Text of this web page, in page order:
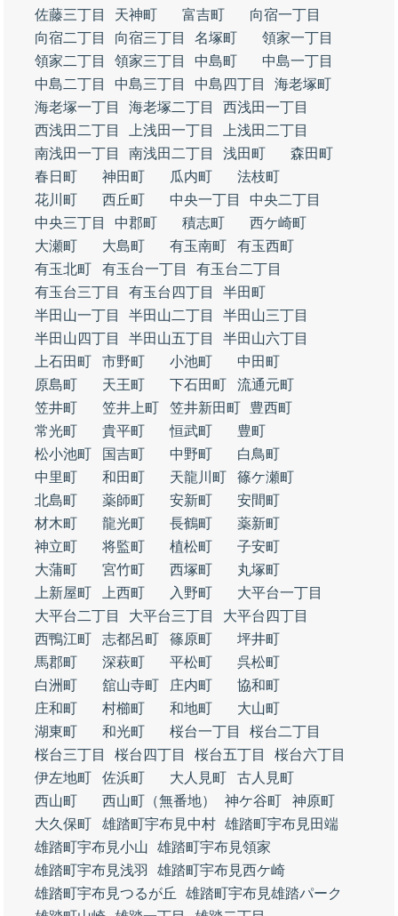
佐藤三丁目
天神町 富吉町
向宿一丁目
向宿二丁目
向宿三丁目 名塚町
領家一丁目
領家二丁目
領家三丁目 中島町
中島一丁目
中島二丁目
中島三丁目 中島四丁目
海老塚町
海老塚一丁目
海老塚二丁目
西浅田一丁目
西浅田二丁目
上浅田一丁目
上浅田二丁目
南浅田一丁目
南浅田二丁目 浅田町
森田町
春日町
神田町 瓜内町
法枝町
花川町
西丘町 中央一丁目
中央二丁目
中央三丁目
中郡町 積志町
西ケ崎町
大瀬町
大島町 有玉南町
有玉西町
有玉北町
有玉台一丁目
有玉台二丁目
有玉台三丁目
有玉台四丁目
半田町
半田山一丁目
半田山二丁目
半田山三丁目
半田山四丁目
半田山五丁目
半田山六丁目
上石田町
市野町 小池町
中田町
原島町
天王町 下石田町
流通元町
笠井町
笠井上町 笠井新田町
豊西町
常光町
貴平町 恒武町
豊町
松小池町
国吉町 中野町
白鳥町
中里町
和田町 天龍川町
篠ケ瀬町
北島町
薬師町 安新町
安間町
材木町
龍光町 長鶴町
薬新町
神立町
将監町 植松町
子安町
大蒲町
宮竹町 西塚町
丸塚町
上新屋町
上西町 入野町
大平台一丁目
大平台二丁目
大平台三丁目
大平台四丁目
西鴨江町
志都呂町 篠原町
坪井町
馬郡町
深萩町 平松町
呉松町
白洲町
舘山寺町 庄内町
協和町
庄和町
村櫛町 和地町
大山町
湖東町
和光町 桜台一丁目
桜台二丁目
桜台三丁目
桜台四丁目 桜台五丁目
桜台六丁目
伊左地町
佐浜町 大人見町
古人見町
西山町
西山町（無番地） 神ケ谷町
神原町
大久保町
雄踏町宇布見中村 雄踏町宇布見田端
雄踏町宇布見小山
雄踏町宇布見領家
雄踏町宇布見浅羽
雄踏町宇布見西ケ崎
雄踏町宇布見つるが丘
雄踏町宇布見雄踏パーク